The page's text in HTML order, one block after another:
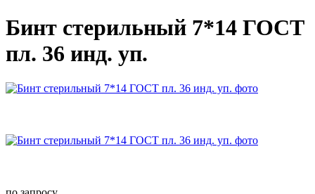
Бинт стерильный 7*14 ГОСТ
пл. 36 инд. уп.